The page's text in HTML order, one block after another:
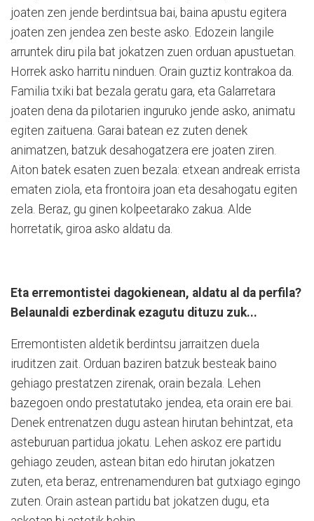
joaten zen jende berdintsua bai, baina apustu egitera
joaten zen jendea zen beste asko. Edozein langile
arruntek diru pila bat jokatzen zuen orduan apustuetan.
Horrek asko harritu ninduen. Orain guztiz kontrakoa da.
Familia txiki bat bezala geratu gara, eta Galarretara
joaten dena da pilotarien inguruko jende asko, animatu
egiten zaituena. Garai batean ez zuten denek
animatzen, batzuk desahogatzera ere joaten ziren.
Aiton batek esaten zuen bezala: etxean andreak errista
ematen ziola, eta frontoira joan eta desahogatu egiten
zela. Beraz, gu ginen kolpeetarako zakua. Alde
horretatik, giroa asko aldatu da.
Eta erremontistei dagokienean, aldatu al da perfila?
Belaunaldi ezberdinak ezagutu dituzu zuk...
Erremontisten aldetik berdintsu jarraitzen duela
iruditzen zait. Orduan baziren batzuk besteak baino
gehiago prestatzen zirenak, orain bezala. Lehen
bazegoen ondo prestatutako jendea, eta orain ere bai.
Denek entrenatzen dugu astean hirutan behintzat, eta
asteburuan partidua jokatu. Lehen askoz ere partidu
gehiago zeuden, astean bitan edo hirutan jokatzen
zuten, eta beraz, entrenamenduren bat gutxiago egingo
zuten. Orain astean partidu bat jokatzen dugu, eta